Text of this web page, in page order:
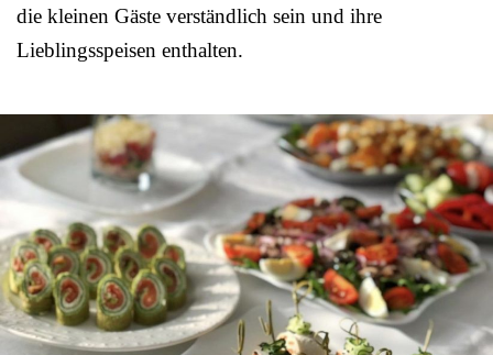
die kleinen Gäste verständlich sein und ihre
Lieblingsspeisen enthalten.